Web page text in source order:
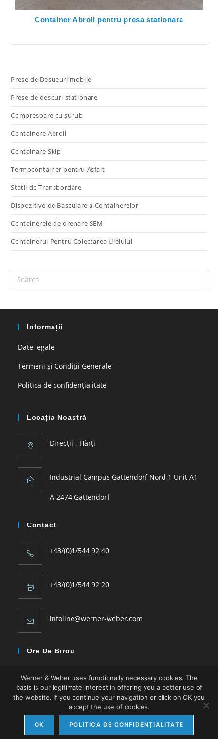
Container Abroll pentru presa stationara
Prese de Desueuri mobile
Prese de deseuri stationare
Compresoare cu șurub
Containere Abroll
Containare Skip
Termocontainer pentru Asfalt
Statii de Transbordare
Dispozitive de Basculare a Containerelor
Containerele de drenare SEM
Containerul Pentru Colectarea Uleiului
the
Informații
Date legale
Termeni şi Condiţii Generale
Politica de confidențialitate
Locația Noastră
Direcții - Hărți
Industrial Campus Gattendorf Nord 1 Unit A1
A-2474 Gattendorf
Contact
+43/(0)1/544 92 40
+43/(0)1/544 92 20
infoline@werner-weber.com
application
Ore De Birou
Fri: 08:00 – 13:00
Copyright Werner&Weber
Werner & Weber uses functionally necessary cookies. The
basis is our legitimate interest in offering you a better use of
the website. If you continue your navigation or click on OK you
accept the use of cookies.
OK POLITICA DE CONFIDENȚIALITATE